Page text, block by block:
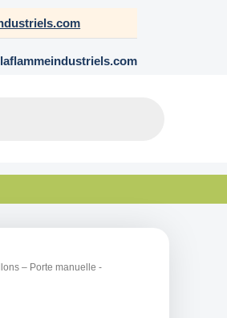
– Porte manuelle -